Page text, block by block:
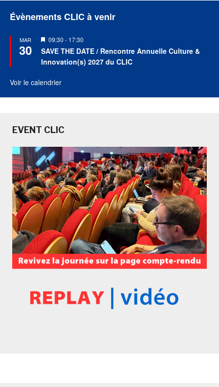
Évènements CLIC à venir
MAR
30
Mis
en
avant
09:30 - 17:30
SAVE THE DATE / Rencontre Annuelle Culture &
Innovation(s) 2027 du CLIC
Voir le calendrier
EVENT CLIC